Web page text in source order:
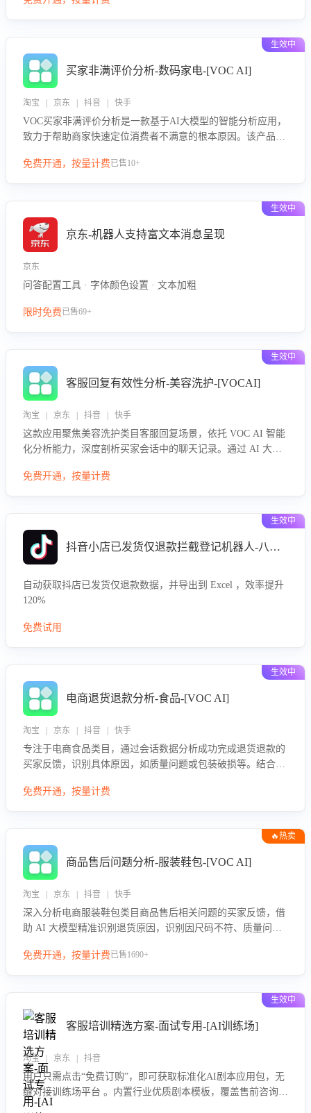
绪、归因争议根源，并客观评估客服应对合理性与成效。系统
生效中
买家非满评价分析-数码家电-[VOC AI]
淘宝 | 京东 | 抖音 | 快手
VOC买家非满评价分析是一款基于AI大模型的智能分析应用，
致力于帮助商家快速定位消费者不满意的根本原因。该产品可
或其它部门原因，明确责任归属，提供可落地的改进建议与策
免费开通，按量计费已售10+
生效中
京东-机器人支持富文本消息呈现
京东
问答配置工具 · 字体颜色设置 · 文本加粗
限时免费已售69+
生效中
客服回复有效性分析-美容洗护-[VOCAI]
淘宝 | 京东 | 抖音 | 快手
这款应用聚焦美容洗护类目客服回复场景，依托 VOC AI 智能
化分析能力，深度剖析买家会话中的聊天记录。通过 AI 大模
效性与完整性，输出针对性改进策略，助力商家快速优化快捷
免费开通，按量计费
生效中
抖音小店已发货仅退款拦截登记机器人-八爪鱼
自动获取抖店已发货仅退款数据，并导出到 Excel ，效率提升
120%
免费试用
生效中
电商退货退款分析-食品-[VOC AI]
淘宝 | 京东 | 抖音 | 快手
专注于电商食品类目，通过会话数据分析成功完成退货退款的
买家反馈，识别具体原因，如质量问题或包装破损等。结合AI
低退款率，提升售后效率。
免费开通，按量计费
🔥热卖
商品售后问题分析-服装鞋包-[VOC AI]
淘宝 | 京东 | 抖音 | 快手
深入分析电商服装鞋包类目商品售后相关问题的买家反馈，借
助 AI 大模型精准识别退货原因，识别因尺码不符、质量问题
商家优化产品或服务，实现销售额的显著提升。
免费开通，按量计费已售1690+
生效中
客服培训精选方案-面试专用-[AI训练场]
淘宝 | 京东 | 抖音
用户只需点击“免费订购”，即可获取标准化AI剧本应用包，无
缝对接训练场平台 。内置行业优质剧本模板，覆盖售前咨询、
售后处理等全场景，消除复杂部署流程，节省90%的初始化时